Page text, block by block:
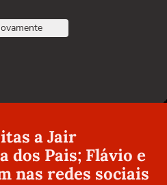
a Jair
dos Pais; Flávio e
nas redes sociais